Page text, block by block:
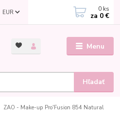
Menu
EUR
Hľadať
0 ks
za 0 €
ZAO - Make-up Pro'Fusion 854 Natural